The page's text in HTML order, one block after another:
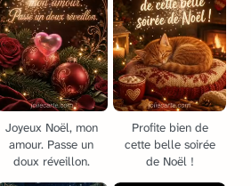
Joyeux Noël, mon
amour. Passe un
doux réveillon.
Profite bien de
cette belle soirée
de Noël !